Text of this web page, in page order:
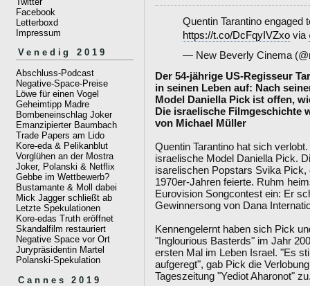
Facebook
Letterboxd
Impressum
Venedig 2019
Abschluss-Podcast
Negative-Space-Preise
Löwe für einen Vogel
Geheimtipp Madre
Bombeneinschlag Joker
Emanzipierter Baumbach
Trade Papers am Lido
Kore-eda & Pelikanblut
Vorglühen an der Mostra
Joker, Polanski & Netflix
Gebbe im Wettbewerb?
Bustamante & Moll dabei
Mick Jagger schließt ab
Letzte Spekulationen
Kore-edas Truth eröffnet
Skandalfilm restauriert
Negative Space vor Ort
Jurypräsidentin Martel
Polanski-Spekulation
Cannes 2019
Quentin Tarantino engaged
https://t.co/DcFqyIVZxo via
— New Beverly Cinema
Der 54-jährige US-Regisseur
in seinen Leben auf: Nach
Model Daniella Pick ist offen,
Die israelische Filmgeschichte
von Michael Müller
Quentin Tarantino hat sich
israelische Model Daniella Pick.
isarelischen Popstars Svika
1970er-Jahren feierte. Ruhm
Eurovision Songcontest ein: Er
Gewinnersong von Dana
Kennengelernt haben sich Pick
"Inglourious Basterds" im Jahr
ersten Mal im Leben Israel. "Es
aufgeregt", gab Pick die
Tageszeitung "Yediot Aharonot"